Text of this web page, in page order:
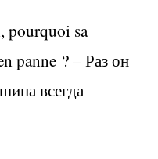
pourquoi sa
panne ? –Раз он
всегда